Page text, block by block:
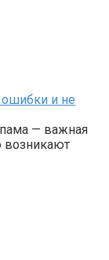
ошибки и не
— важная
возникают